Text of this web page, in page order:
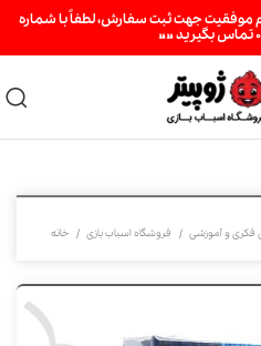
موفقیت جهت ثبت سفارش، لطفاً با شماره